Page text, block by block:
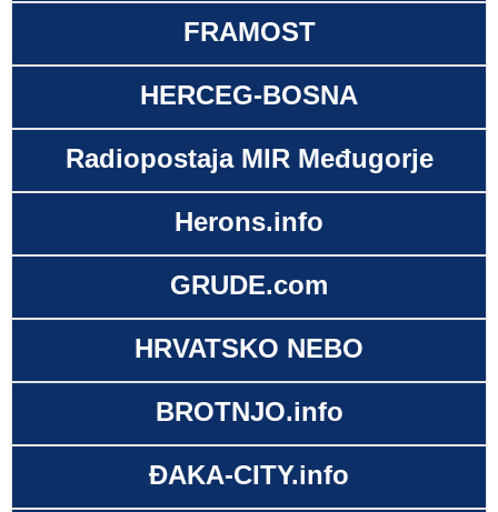
FRAMOST
HERCEG-BOSNA
Radiopostaja MIR Međugorje
Herons.info
GRUDE.com
HRVATSKO NEBO
BROTNJO.info
ĐAKA-CITY.info